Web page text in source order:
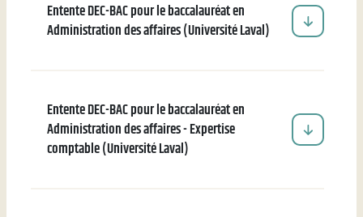
Entente DEC-BAC pour le baccalauréat en
Administration des affaires (Université Laval)
Entente DEC-BAC pour le baccalauréat en
Administration des affaires - Expertise
comptable (Université Laval)